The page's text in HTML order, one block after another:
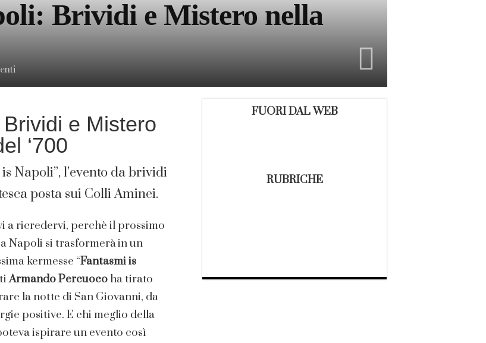
Brividi e Mistero nella
e Mistero
‘700
Napoli”, l’evento da brividi
posta sui Colli Aminei.
a ricredervi, perchè il prossimo
Napoli si trasformerà in un
kermesse “Fantasmi is
Armando Percuoco ha tirato
la notte di San Giovanni, da
positive. E chi meglio della
ispirare un evento così
FUORI DAL WEB
RUBRICHE